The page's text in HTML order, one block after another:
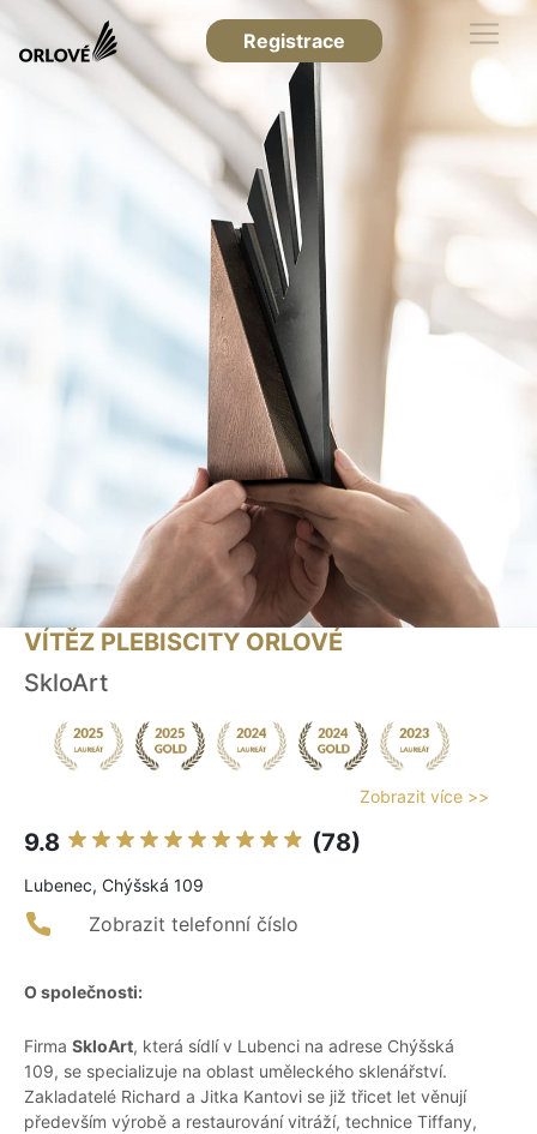
Registrace
VÍTĚZ PLEBISCITY ORLOVÉ
SkloArt
Zobrazit více >>
9.8 (78)
Lubenec, Chýšská 109
Zobrazit telefonní číslo
O společnosti:
Firma SkloArt, která sídlí v Lubenci na adrese Chýšská
109, se specializuje na oblast uměleckého sklenářství.
Zakladatelé Richard a Jitka Kantovi se již třicet let věnují
především výrobě a restaurování vitráží, technice Tiffany,